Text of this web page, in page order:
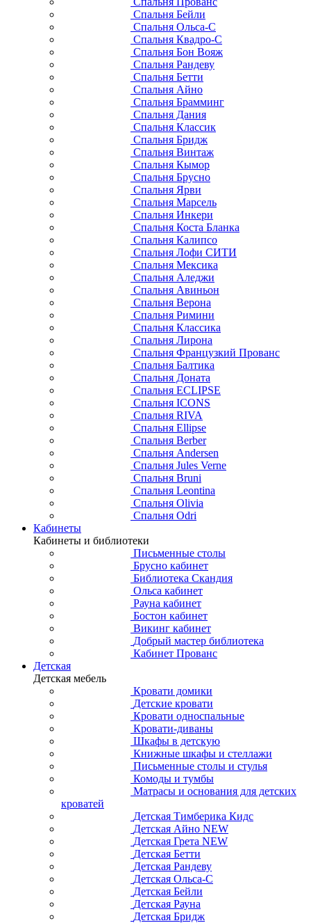
Спальня Бейли
Спальня Ольса-С
Спальня Квадро-С
Спальня Бон Вояж
Спальня Рандеву
Спальня Бетти
Спальня Айно
Спальня Брамминг
Спальня Дания
Спальня Классик
Спальня Бридж
Спальня Винтаж
Спальня Кымор
Спальня Брусно
Спальня Ярви
Спальня Марсель
Спальня Инкери
Спальня Коста Бланка
Спальня Калипсо
Спальня Лофи СИТИ
Спальня Мексика
Спальня Аледжи
Спальня Авиньон
Спальня Верона
Спальня Римини
Спальня Классика
Спальня Лирона
Спальня Французкий Прованс
Спальня Балтика
Спальня Доната
Спальня ECLIPSE
Спальня ICONS
Спальня RIVA
Спальня Ellipse
Спальня Berber
Спальня Andersen
Спальня Jules Verne
Спальня Bruni
Спальня Leontina
Спальня Olivia
Спальня Odri
Кабинеты
Кабинеты и библиотеки
Письменные столы
Брусно кабинет
Библиотека Скандия
Ольса кабинет
Рауна кабинет
Бостон кабинет
Викинг кабинет
Добрый мастер библиотека
Кабинет Прованс
Детская
Детская мебель
Кровати домики
Детские кровати
Кровати односпальные
Кровати-диваны
Шкафы в детскую
Книжные шкафы и стеллажи
Письменные столы и стулья
Комоды и тумбы
Матрасы и основания для детских
кроватей
Детская Тимберика Кидс
Детская Айно NEW
Детская Грета NEW
Детская Бетти
Детская Рандеву
Детская Ольса-С
Детская Бейли
Детская Рауна
Детская Бридж